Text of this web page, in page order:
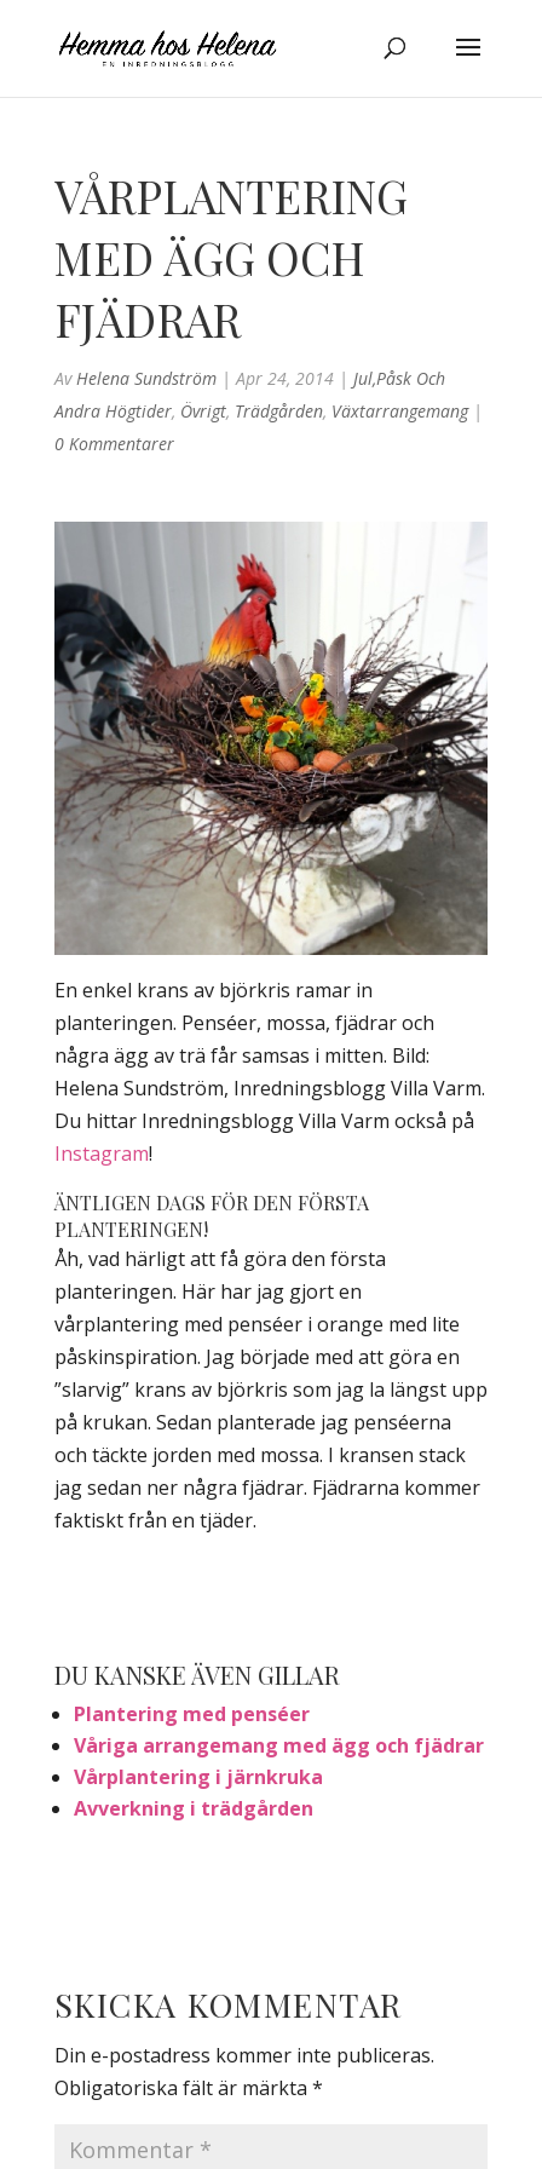
VÅRPLANTERING
MED ÄGG OCH
FJÄDRAR
AvHelena Sundström|Apr 24, 2014| Jul,påsk Och
Andra Högtider, Övrigt, Trädgården, Växtarrangemang|
0 Kommentarer
En enkel krans av björkris ramar in
planteringen. Penséer, mossa, fjädrar och
några ägg av trä får samsas i mitten. Bild:
Helena Sundström, Inredningsblogg Villa Varm.
Du hittar Inredningsblogg Villa Varm också på
Instagram!
ÄNTLIGEN DAGS FÖR DEN FÖRSTA
PLANTERINGEN!
Åh, vad härligt att få göra den första
planteringen. Här har jag gjort en
vårplantering med penséer i orange med lite
påskinspiration. Jag började med att göra en
”slarvig” krans av björkris som jag la längst upp
på krukan. Sedan planterade jag penséerna
och täckte jorden med mossa. I kransen stack
jag sedan ner några fjädrar. Fjädrarna kommer
faktiskt från en tjäder.
DU KANSKE ÄVEN GILLAR
Plantering med penséer
Våriga arrangemang med ägg och fjädrar
Vårplantering i järnkruka
Avverkning i trädgården
SKICKA KOMMENTAR
Din e-postadress kommer inte publiceras.
Obligatoriska fält är märkta *